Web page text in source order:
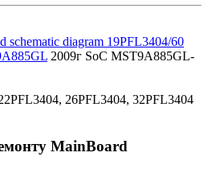
schematic diagram 19PFL3404/60
2009г SoC MST9A885GL-
26PFL3404, 32PFL3404
MainBoard